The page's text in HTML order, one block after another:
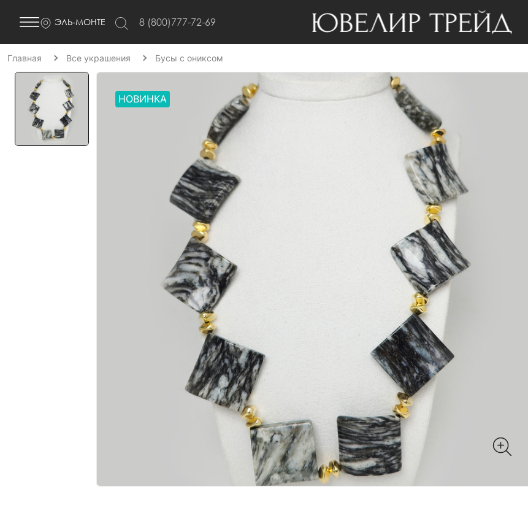
ЭЛЬ-МОНТЕ 8 (800)777-72-69
Главная Все украшения Бусы с ониксом
НОВИНКА